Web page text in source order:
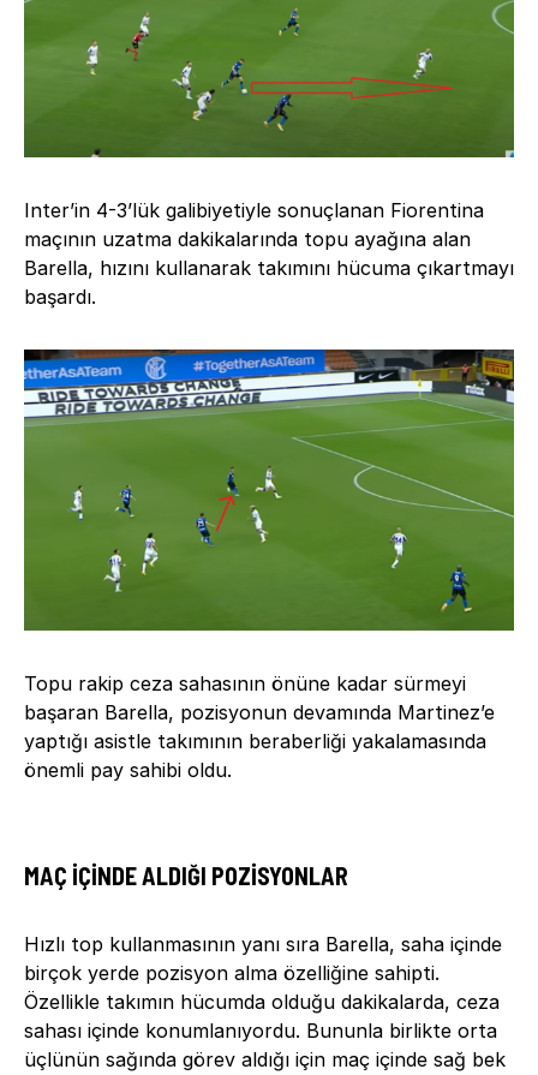
Inter’in 4-3’lük galibiyetiyle sonuçlanan Fiorentina
maçının uzatma dakikalarında topu ayağına alan
Barella, hızını kullanarak takımını hücuma çıkartmayı
başardı.
Topu rakip ceza sahasının önüne kadar sürmeyi
başaran Barella, pozisyonun devamında Martinez’e
yaptığı asistle takımının beraberliği yakalamasında
önemli pay sahibi oldu.
MAÇ İÇINDE ALDIĞI POZISYONLAR
Hızlı top kullanmasının yanı sıra Barella, saha içinde
birçok yerde pozisyon alma özelliğine sahipti.
Özellikle takımın hücumda olduğu dakikalarda, ceza
sahası içinde konumlanıyordu. Bununla birlikte orta
üçlünün sağında görev aldığı için maç içinde sağ bek